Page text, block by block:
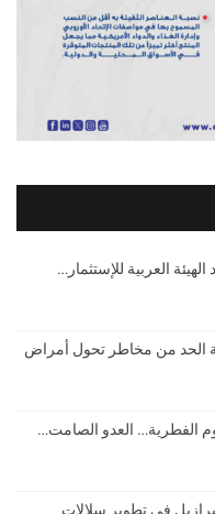
الحد من مخاطر تحول أمراض
الفطرية… العدو الصامت…
في تطوير سلالات